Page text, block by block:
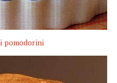
pomodorini